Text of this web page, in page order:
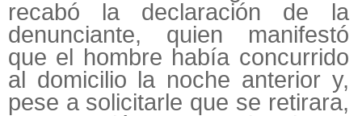
recabó la declaración de la
denunciante, quien manifestó
que el hombre había concurrido
al domicilio la noche anterior y,
pese a solicitarle que se retirara,